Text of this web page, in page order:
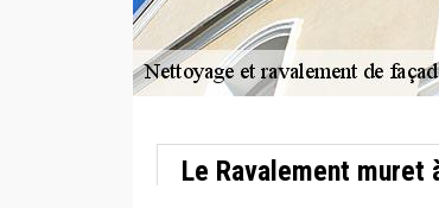
Le Ravalement muret